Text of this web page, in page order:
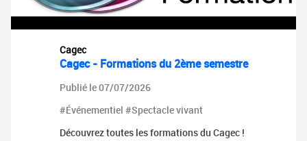
Cagec
Cagec - Formations du 2ème semestre
Publié le 07/07/2026
#Événementiel #Spectacle vivant
Découvrez toutes les formations du Cagec !